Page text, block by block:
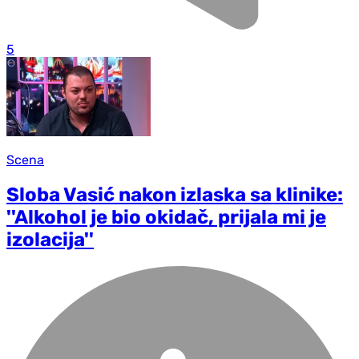
5
Scena
Sloba Vasić nakon izlaska sa klinike:
''Alkohol je bio okidač, prijala mi je
izolacija''